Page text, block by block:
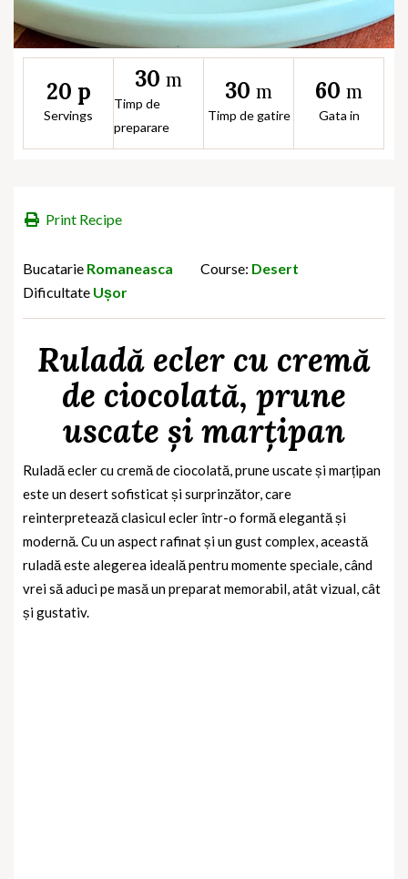
20 p
Servings
30 m
Timp de
preparare
30 m
Timp de gatire
60 m
Gata in
Print Recipe
Bucatarie Romaneasca Course: Desert
Dificultate Ușor
Ruladă ecler cu cremă
de ciocolată, prune
uscate și marțipan
Ruladă ecler cu cremă de ciocolată, prune uscate și marțipan
este un desert sofisticat și surprinzător, care
reinterpretează clasicul ecler într-o formă elegantă și
modernă. Cu un aspect rafinat și un gust complex, această
ruladă este alegerea ideală pentru momente speciale, când
vrei să aduci pe masă un preparat memorabil, atât vizual, cât
și gustativ.